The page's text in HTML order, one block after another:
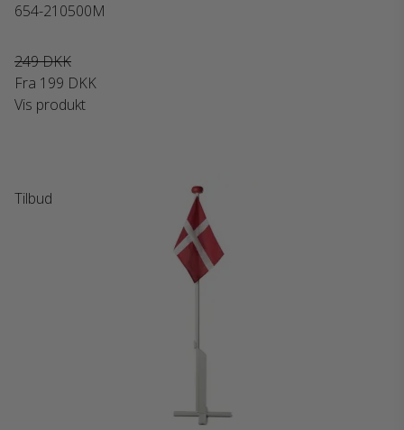
654-210500M
249 DKK
Fra 199 DKK
Vis produkt
Tilbud